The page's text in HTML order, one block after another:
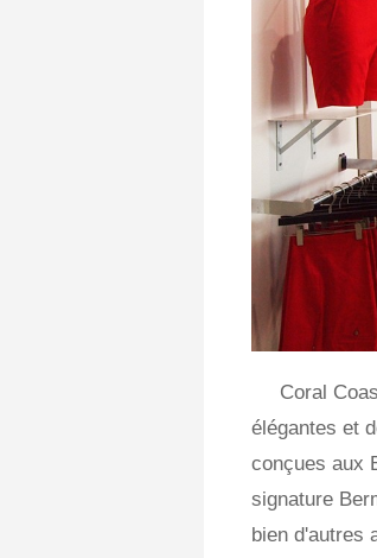
Coral
élégantes et
conçues aux
signature
bien d'autres